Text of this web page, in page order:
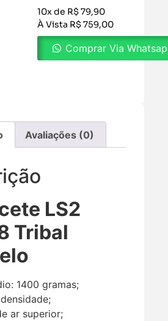
10x de R$ 79,90
À Vista R$ 759,00
Comprar Via
Avaliações (0)
LS2
Tribal
1400 gramas;
ar superior;